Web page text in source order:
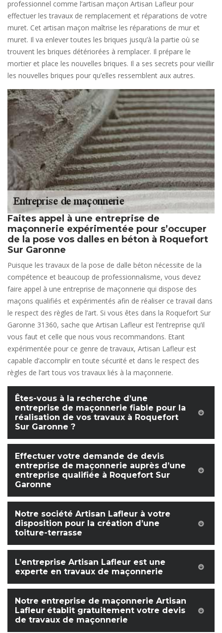
professionnel comme l’artisan maçon Artisan Lafleur pour
effectuer les travaux de remplacement et réparations de votre
muret. Cet artisan maçon maîtrise les réparations de mur et
muret. Il va enlever toutes les briques jusqu’à la partie où se
trouvent les briques détériorées à remplacer. Il prépare le
mortier et place les nouvelles briques. Il a ses secrets pour vieillir
les nouvelles briques pour qu’elles ressemblent aux autres.
Faites appel à une entreprise de
maçonnerie expérimentée pour s’occuper
de la pose vos dalles en béton à Roquefort
Sur Garonne
Puisque les travaux de la pose de dalle béton nécessite de la
compétence et beaucoup de professionnalisme, vous devez
faire appel à une entreprise de maçonnerie qui dispose des
maçons qualifiés et expérimentés afin de réaliser ce travail dans
le respect des règles de l’art. Si vous êtes dans la Roquefort Sur
Garonne 31360, sache que Artisan Lafleur est l’entreprise qu’il
vous faut et celle que nous vous recommandons. Etant
expérimentée pour ce genre de travaux, Artisan Lafleur est
capable d’accomplir en toute sécurité et dans le respect des
règles de l’art tous vos travaux liés à la maçonnerie.
Êtes-vous à la recherche d’une
entreprise de maçonnerie fiable pour la
réalisation de vos travaux à Roquefort
Sur Garonne ?
Effectuer votre demande de devis
entreprise de maçonnerie auprès d’une
entreprise qualifiée à Roquefort Sur
Garonne
Notre société Artisan Lafleur à votre
disposition pour la création d’une
toiture-terrasse
L’entreprise Artisan Lafleur est une
experte en travaux de maçonnerie
Notre entreprise de maçonnerie Artisan
Lafleur établit gratuitement votre devis
de travaux de maçonnerie